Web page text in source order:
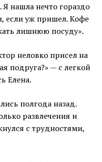
Я нашла нечто гораздо
если уж пришел. Кофе
лишнюю посуду».
неловко присел на
подруга?» — с легкой
Елена.
полгода назад.
развлечения и
с трудностями,